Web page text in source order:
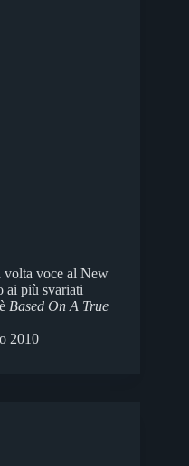
voce al New
ai più svariati
Based On A True
2010